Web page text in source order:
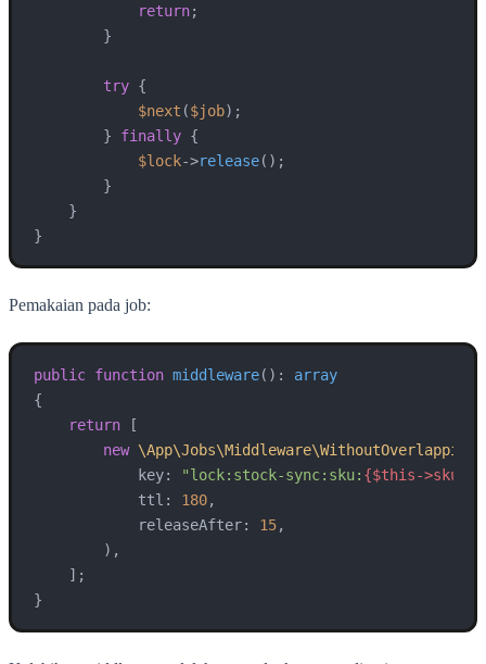
return;
        }
try {
$next ($job);
        }
finally {
$lock->release();
        }
    }
}
Pemakaian pada job:
public function middleware( ): array
{
return [
new
            key:
"lock:stock-sync:sku: {$this->sku}
            ttl:
180,
            releaseAfter:
15,
        ),
    ];
}